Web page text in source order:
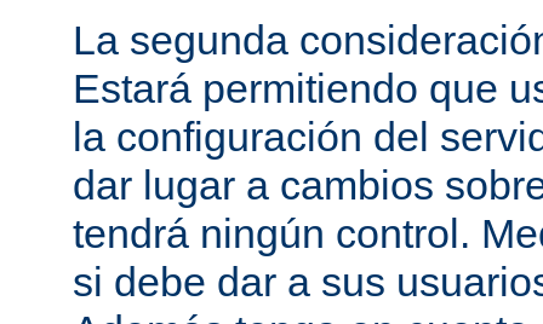
La segunda
Estará permitiendo que
la configuración del
dar lugar a cambios
tendrá ningún control.
si debe dar a sus